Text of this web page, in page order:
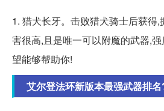
1. 猎犬长牙。击败猎犬骑士后获得
害很高,且是唯一可以附魔的武器,
望能够帮助你!
艾尔登法环新版本最强武器排名